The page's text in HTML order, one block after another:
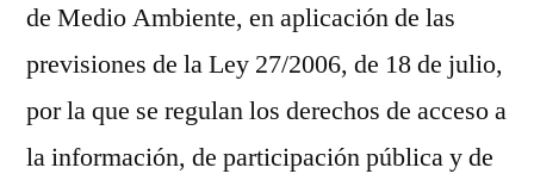
de Medio Ambiente, en aplicación de las
previsiones de la Ley 27/2006, de 18 de julio,
por la que se regulan los derechos de acceso a
la información, de participación pública y de